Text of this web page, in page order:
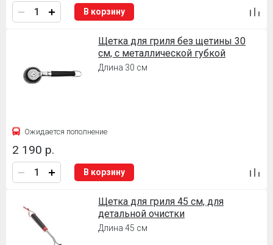
В корзину
Щетка для гриля без щетины 30
см, с металлической губкой
Длина 30 см
Ожидается пополнение
2 190 р.
В корзину
Щетка для гриля 45 см, для
детальной очистки
Длина 45 см